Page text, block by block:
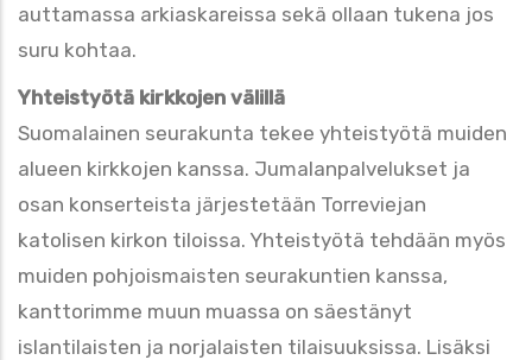
auttamassa arkiaskareissa sekä ollaan tukena jos
suru kohtaa.
Yhteistyötä kirkkojen välillä
Suomalainen seurakunta tekee yhteistyötä muiden
alueen kirkkojen kanssa. Jumalanpalvelukset ja
osan konserteista järjestetään Torreviejan
katolisen kirkon tiloissa. Yhteistyötä tehdään myös
muiden pohjoismaisten seurakuntien kanssa,
kanttorimme muun muassa on säestänyt
islantilaisten ja norjalaisten tilaisuuksissa. Lisäksi